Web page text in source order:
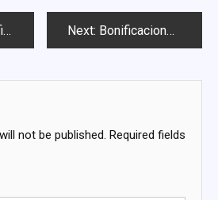
Next: Bonificaciones de Tarjeta de Regalo Robux: Artículos exclusivos, Robux de bonificación, Recompensas en el juego
not be published. Required fields